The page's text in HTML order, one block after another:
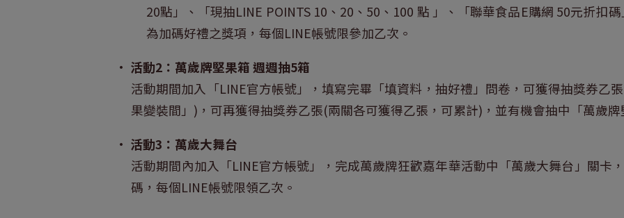
20點」、「現抽LINE POINTS 10、20、50、100 點 」、「聯華食品E購網 50元折扣
為加碼好禮之獎項，每個LINE帳號限參加乙次。
• 活動2：萬歲牌堅果箱 週週抽5箱
活動期間加入「LINE官方帳號」，填寫完畢「填資料，抽好禮」問卷，可獲得抽獎券乙
果變裝間」)，可再獲得抽獎券乙張(兩關各可獲得乙張，可累計)，並有機會抽中「萬歲牌
• 活動3：萬歲大舞台
活動期間內加入「LINE官方帳號」，完成萬歲牌狂歡嘉年華活動中「萬歲大舞台」關卡
碼，每個LINE帳號限領乙次。